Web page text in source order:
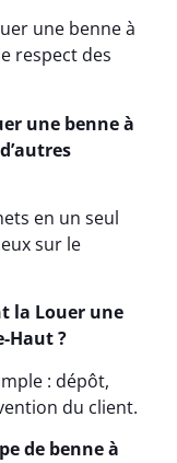
une benne à
respect des
une benne à
en un seul
sur le
la Louer une
Haut ?
: dépôt,
du client.
de benne à